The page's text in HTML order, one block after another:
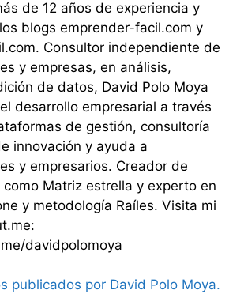
de 12 años de experiencia y
blogs emprender-facil.com y
Consultor independiente de
y empresas, en análisis,
de datos, David Polo Moya
desarrollo empresarial a través
de gestión, consultoría
innovación y ayuda a
y empresarios. Creador de
Matriz estrella y experto en
y metodología Raíles. Visita mi
davidpolomoya
publicados por David Polo Moya.